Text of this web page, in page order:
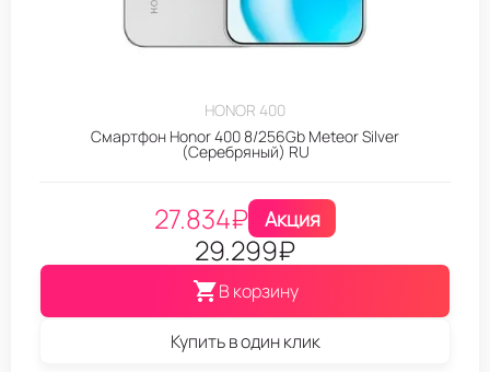
HONOR 400
Смартфон Honor 400 8/256Gb Meteor Silver
(Серебряный) RU
27.834₽ Акция
29.299₽
В корзину
Купить в один клик